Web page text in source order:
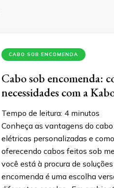
CABO SOB ENCOMENDA
Cabo sob encomenda:
necessidades com a
Tempo de leitura: 4 minutos
Conheça as vantagens do
elétricas personalizadas e
oferecendo cabos feitos sob
você está à procura de
encomenda é uma escolha